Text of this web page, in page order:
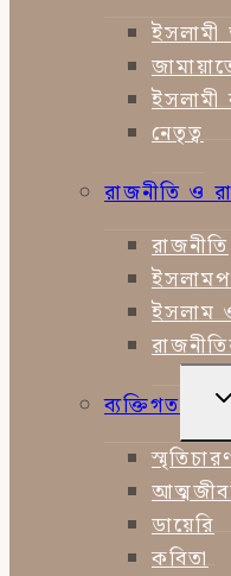
ইসলামী
ইসলামী
নেতৃত্ব
রাজনীতি ও
রাজনীতি
ইসলাম ও
ব্যক্তিগত
ডায়েরি
কবিতা